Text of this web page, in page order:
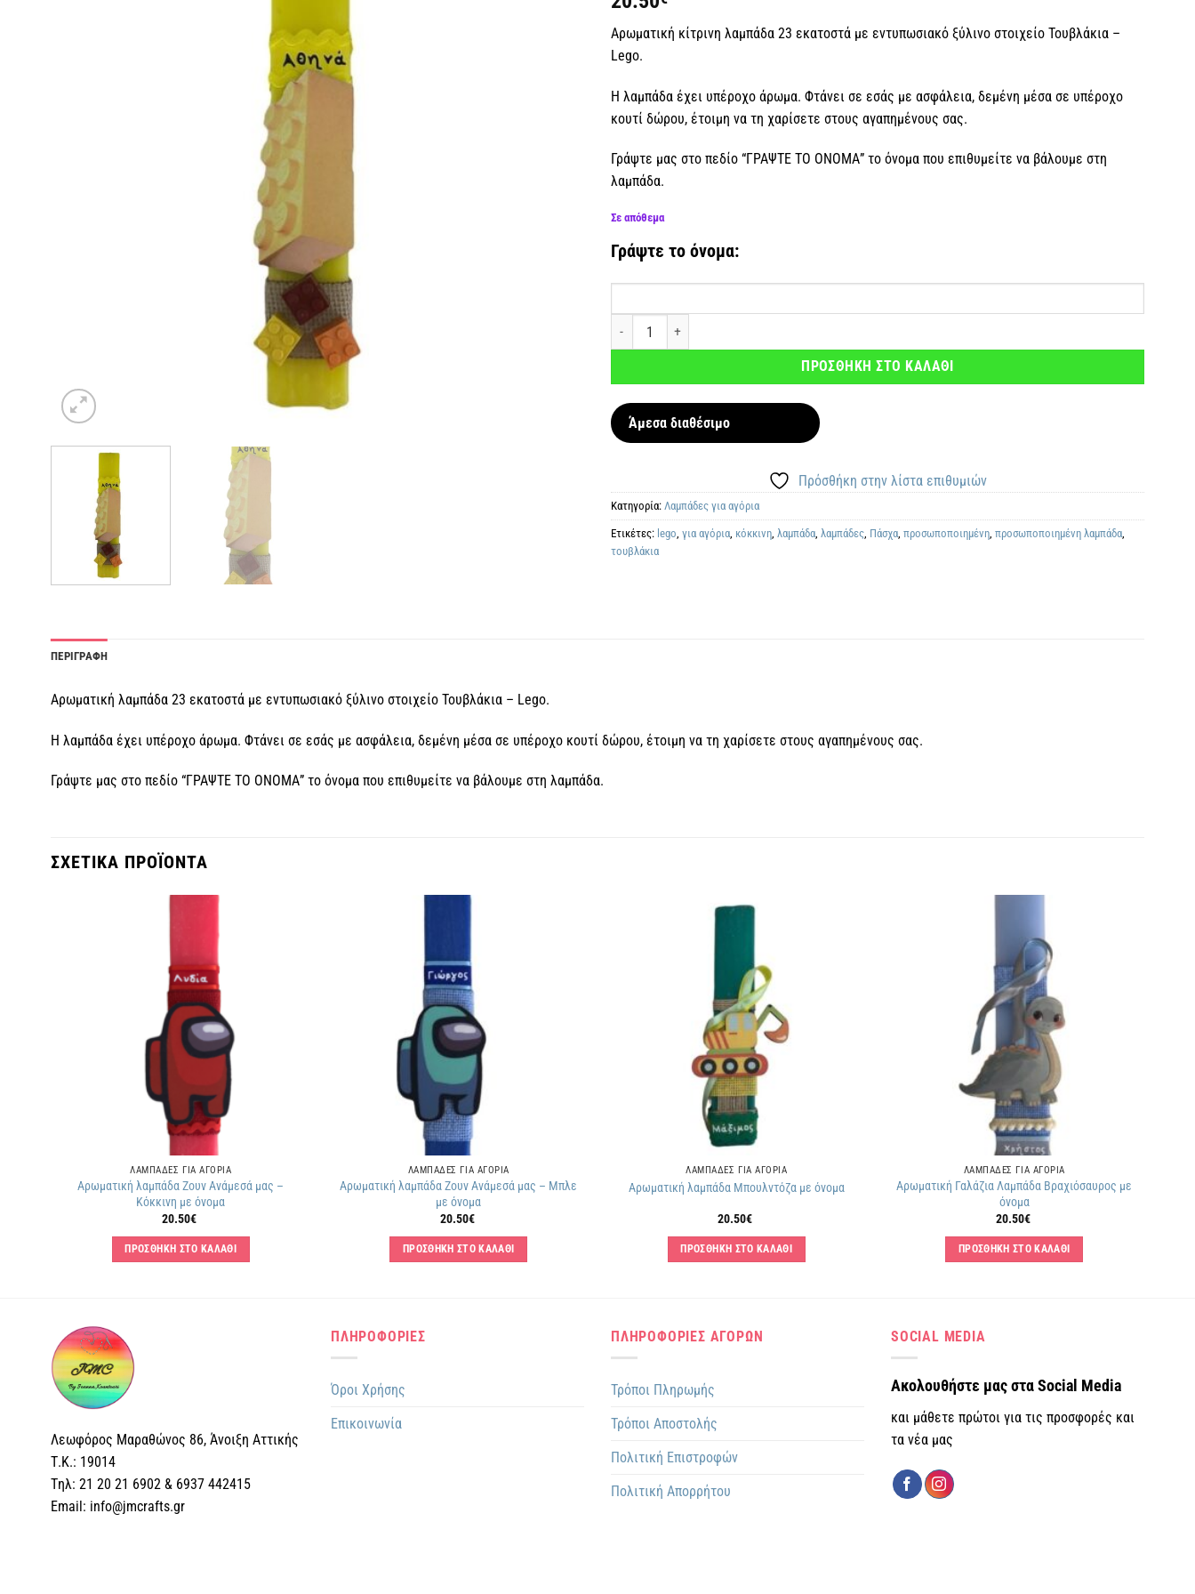
Αρωματική κίτρινη λαμπάδα 23 εκατοστά με εντυπωσιακό ξύλινο στοιχείο Τουβλάκια –
Lego.
Η λαμπάδα έχει υπέροχο άρωμα. Φτάνει σε εσάς με ασφάλεια, δεμένη μέσα σε υπέροχο
κουτί δώρου, έτοιμη να τη χαρίσετε στους αγαπημένους σας.
Γράψτε μας στο πεδίο “ΓΡΑΨΤΕ ΤΟ ΟΝΟΜΑ” το όνομα που επιθυμείτε να βάλουμε στη
λαμπάδα.
Σε απόθεμα
Γράψτε το όνομα:
Αρωματική λαμπάδα Τουβλάκια κίτρινη με όνομα ποσότητα
ΠΡΟΣΘΗΚΗ ΣΤΟ ΚΑΛΑΘΙ
Άμεσα διαθέσιμο
Πρόσθήκη στην λίστα επιθυμιών
Κατηγορία: Λαμπάδες για αγόρια
Ετικέτες: lego για αγόρια κόκκινη λαμπάδα λαμπάδες Πάσχα προσωποποιημένη προσωποποιημένη λαμπάδα
τουβλάκια
ΠΕΡΙΓΡΑΦΗ
Αρωματική λαμπάδα 23 εκατοστά με εντυπωσιακό ξύλινο στοιχείο Τουβλάκια – Lego.
Η λαμπάδα έχει υπέροχο άρωμα. Φτάνει σε εσάς με ασφάλεια, δεμένη μέσα σε υπέροχο κουτί δώρου, έτοιμη να τη χαρίσετε στους αγαπημένους σας.
Γράψτε μας στο πεδίο “ΓΡΑΨΤΕ ΤΟ ΟΝΟΜΑ” το όνομα που επιθυμείτε να βάλουμε στη λαμπάδα.
ΣΧΕΤΙΚΑ ΠΡΟΪΟΝΤΑ
ΛΑΜΠΑΔΕΣ ΓΙΑ ΑΓΟΡΙΑ
Αρωματική λαμπάδα Ζουν Ανάμεσά μας –
Κόκκινη με όνομα
20.50€
ΠΡΟΣΘΗΚΗ ΣΤΟ ΚΑΛΑΘΙ
ΛΑΜΠΑΔΕΣ ΓΙΑ ΑΓΟΡΙΑ
Αρωματική λαμπάδα Ζουν Ανάμεσά μας – Μπλε
με όνομα
20.50€
ΠΡΟΣΘΗΚΗ ΣΤΟ ΚΑΛΑΘΙ
ΛΑΜΠΑΔΕΣ ΓΙΑ ΑΓΟΡΙΑ
Αρωματική λαμπάδα Μπουλντόζα με όνομα
20.50€
ΠΡΟΣΘΗΚΗ ΣΤΟ ΚΑΛΑΘΙ
ΛΑΜΠΑΔΕΣ ΓΙΑ ΑΓΟΡΙΑ
Αρωματική Γαλάζια Λαμπάδα Βραχιόσαυρος με
όνομα
20.50€
ΠΡΟΣΘΗΚΗ ΣΤΟ ΚΑΛΑΘΙ
Λεωφόρος Μαραθώνος 86, Άνοιξη Αττικής
Τ.Κ.: 19014
Tηλ: 21 20 21 6902 & 6937 442415
Email: info@jmcrafts.gr
ΠΛΗΡΟΦΟΡΙΕΣ
Όροι Χρήσης
Επικοινωνία
ΠΛΗΡΟΦΟΡΙΕΣ ΑΓΟΡΩΝ
Τρόποι Πληρωμής
Τρόποι Αποστολής
Πολιτική Επιστροφών
Πολιτική Απορρήτου
SOCIAL MEDIA
Ακολουθήστε μας στα Social Media
και μάθετε πρώτοι για τις προσφορές και
τα νέα μας